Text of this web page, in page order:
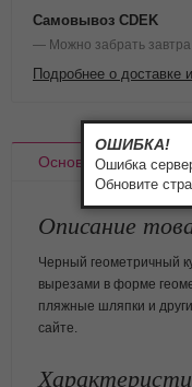
Самовывоз CDEK
— Можно забрать
Подробнее о доставке
Основное
Описание
Черный геометричный
вырезами в форме
пляжные шляпки и
сайте.
ОШИБКА!
Ошибка
Обновите